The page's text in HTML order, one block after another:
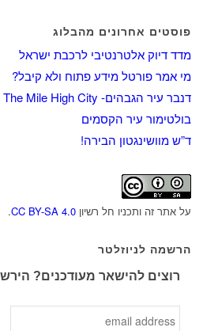
פוסטים אחרונים מהבלוג
מדד דיוק אלטרנטיבי לרכבת ישראל
מי אמר פורטל מידע פתוח ולא קיבל?
דנבר עיר הגבהים- The Mile High City
בולטימור עיר הקסמים
ד”ש מוושינגטון הבירה!
על אתר זה ותכניו חל רשיון CC BY-SA 4.0
.
הרשמה לניוזלטר
רוצים להישאר מעודכנים?